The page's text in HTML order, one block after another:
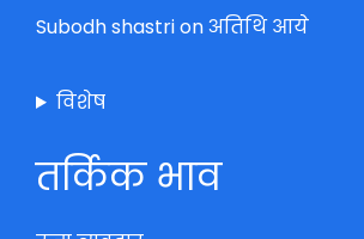
Subodh shastrionअतिथि आये
विशेष
तर्किक भाव